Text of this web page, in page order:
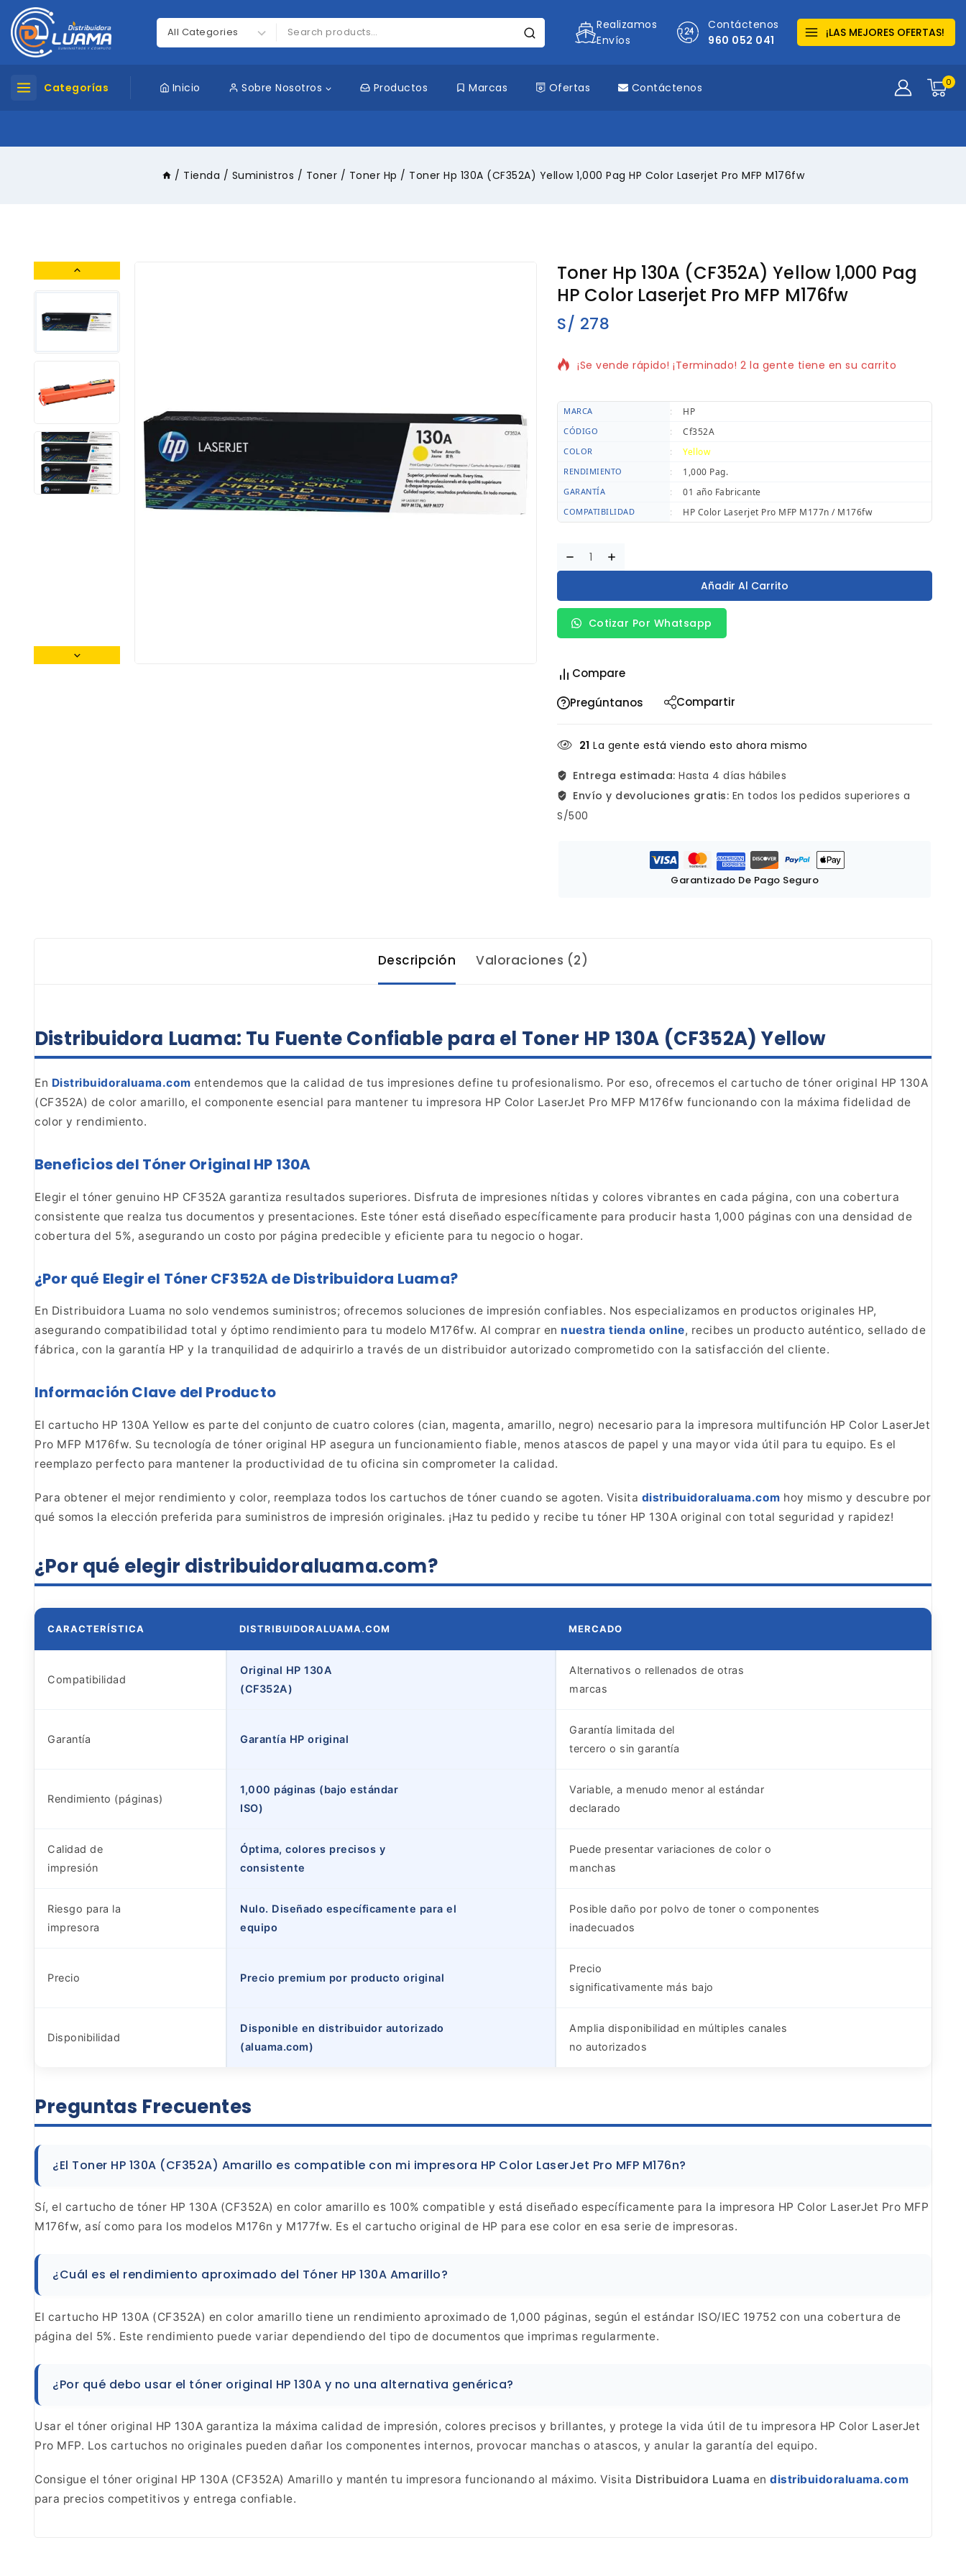
Realizamos
Envíos
Contáctenos
960 052 041
¡LAS MEJORES OFERTAS!
Categorías Inicio Sobre Nosotros Productos Marcas Ofertas Contáctenos 0
/ Tienda / Suministros / Toner / Toner Hp / Toner Hp 130A (CF352A) Yellow 1,000 Pag HP Color Laserjet Pro MFP M176fw
Toner Hp 130A (CF352A) Yellow 1,000 Pag
HP Color Laserjet Pro MFP M176fw
S/ 278
5 productos vendidos en los últimos 6 horas
¡Se vende rápido! ¡Terminado! 2 la gente tiene en su carrito
MARCA : HP
CÓDIGO : Cf352A
COLOR : Yellow
RENDIMIENTO : 1,000 Pag.
GARANTÍA : 01 año Fabricante
COMPATIBILIDAD : HP Color Laserjet Pro MFP M177n / M176fw
Añadir Al Carrito
Cotizar Por Whatsapp
Compare
Pregúntanos
Compartir
21 La gente está viendo esto ahora mismo
Entrega estimada: Hasta 4 días hábiles
Envío y devoluciones gratis: En todos los pedidos superiores a
S/500
Garantizado De Pago Seguro
Descripción Valoraciones (2)
Distribuidora Luama: Tu FuenteConfiable para el Toner HP 130A (CF352A) Yellow
En Distribuidoraluama.com entendemos que la calidad de tus impresiones define tu profesionalismo. Por eso, ofrecemos el cartucho de tóner original HP 130A
(CF352A) de color amarillo, el componente esencial para mantener tu impresora HP Color LaserJet Pro MFP M176fw funcionando con la máxima fidelidad de
color y rendimiento.
Beneficiosdel Tóner Original HP 130A
Elegir el tóner genuino HP CF352A garantiza resultados superiores. Disfruta de impresiones nítidas y colores vibrantes en cada página, con una cobertura
consistente que realza tus documentos y presentaciones. Este tóner está diseñado específicamente para producir hasta 1,000 páginas con una densidad de
cobertura del 5%, asegurando un costo por página predecible y eficiente para tu negocio o hogar.
¿Por qué Elegir el Tóner CF352A de Distribuidora Luama?
En Distribuidora Luama no solo vendemos suministros; ofrecemos soluciones de impresión confiables. Nos especializamos en productos originales HP,
asegurando compatibilidad total y óptimo rendimiento para tu modelo M176fw. Al comprar en nuestra tienda online, recibes un producto auténtico, sellado de
fábrica, con la garantía HP y la tranquilidad de adquirirlo a través de un distribuidor autorizado comprometido con la satisfacción del cliente.
Información Clave del Producto
El cartucho HP 130A Yellow es parte del conjunto de cuatro colores (cian, magenta, amarillo, negro) necesario para la impresora multifunción HP Color LaserJet
Pro MFP M176fw. Su tecnología de tóner original HP asegura un funcionamiento fiable, menos atascos de papel y una mayor vida útil para tu equipo. Es el
reemplazo perfecto para mantener la productividad de tu oficina sin comprometer la calidad.
Para obtener el mejor rendimiento y color, reemplaza todos los cartuchos de tóner cuando se agoten. Visita distribuidoraluama.com hoy mismo y descubre por
qué somos la elección preferida para suministros de impresión originales. ¡Haz tu pedido y recibe tu tóner HP 130A original con total seguridad y rapidez!
¿Por qué elegir distribuidoraluama.com?
CARACTERÍSTICA DISTRIBUIDORALUAMA.COM MERCADO
Compatibilidad
Original HP 130A
(CF352A)
Alternativos o rellenados de otras
marcas
Garantía Garantía HP original
Garantía limitada del
tercero o sin garantía
Rendimiento (páginas)
1,000 páginas (bajo estándar
ISO)
Variable, a menudo menor al estándar
declarado
Calidad de
impresión
Óptima, colores precisos y
consistente
Puede presentar variaciones de color o
manchas
Riesgo para la
impresora
Nulo. Diseñado específicamente para el
equipo
Posible daño por polvo de toner o componentes
inadecuados
Precio Precio premium por producto original
Precio
significativamente más bajo
Disponibilidad
Disponible en distribuidor autorizado
(aluama.com)
Amplia disponibilidad en múltiples canales
no autorizados
Preguntas Frecuentes
¿El Toner HP 130A (CF352A) Amarillo es compatible con mi impresora HP Color LaserJet Pro MFP M176n?
Sí, el cartucho de tóner HP 130A (CF352A) en color amarillo es 100% compatible y está diseñado específicamente para la impresora HP Color LaserJet Pro MFP
M176fw, así como para los modelos M176n y M177fw. Es el cartucho original de HP para ese color en esa serie de impresoras.
¿Cuál es el rendimiento aproximado del Tóner HP 130A Amarillo?
El cartucho HP 130A (CF352A) en color amarillo tiene un rendimiento aproximado de 1,000 páginas, según el estándar ISO/IEC 19752 con una cobertura de
página del 5%. Este rendimiento puede variar dependiendo del tipo de documentos que imprimas regularmente.
¿Por qué debo usar el tóner original HP 130A y no una alternativa genérica?
Usar el tóner original HP 130A garantiza la máxima calidad de impresión, colores precisos y brillantes, y protege la vida útil de tu impresora HP Color LaserJet
Pro MFP. Los cartuchos no originales pueden dañar los componentes internos, provocar manchas o atascos, y anular la garantía del equipo.
Consigue el tóner original HP 130A (CF352A) Amarillo y mantén tu impresora funcionando al máximo. Visita Distribuidora Luama en distribuidoraluama.com
para precios competitivos y entrega confiable.